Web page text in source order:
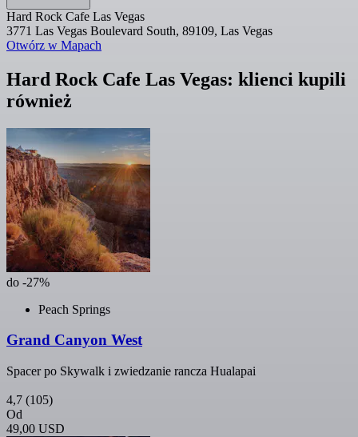
Hard Rock Cafe Las Vegas
3771 Las Vegas Boulevard South, 89109, Las Vegas
Otwórz w Mapach
Hard Rock Cafe Las Vegas: klienci kupili
również
do -27%
Peach Springs
Grand Canyon West
Spacer po Skywalk i zwiedzanie rancza Hualapai
4,7 (105)
Od
49,00 USD